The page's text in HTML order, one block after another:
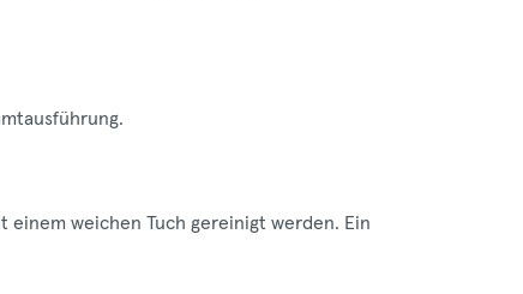
weichen Tuch gereinigt werden. Ein